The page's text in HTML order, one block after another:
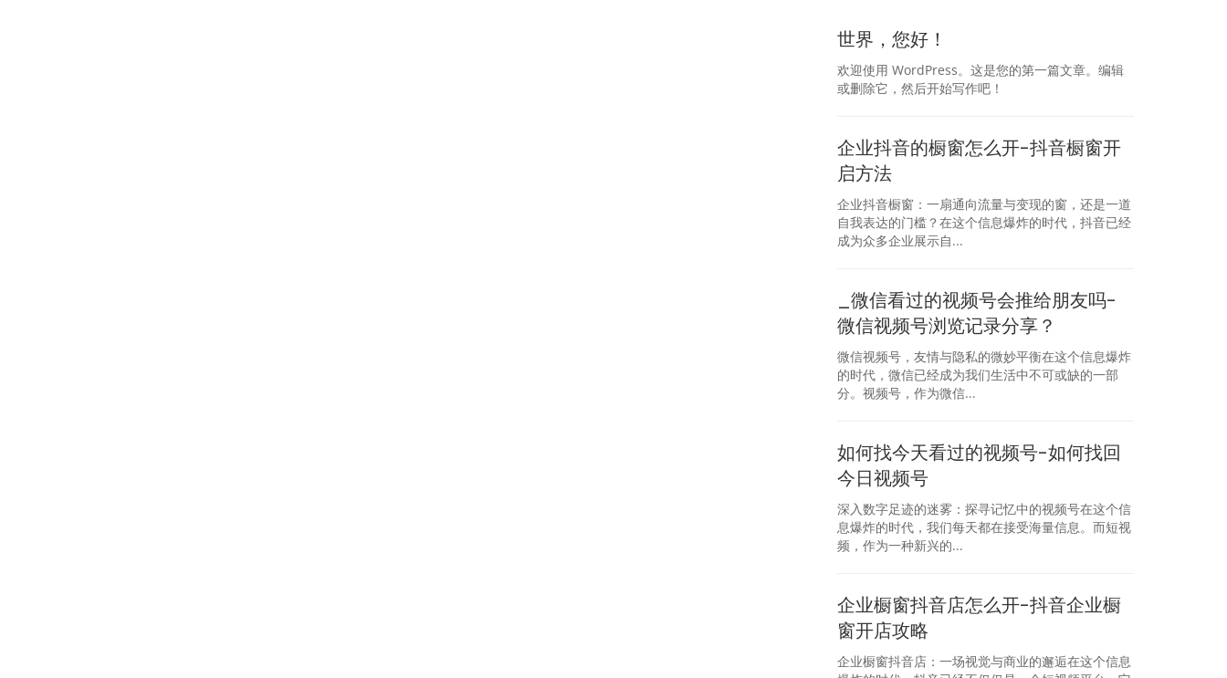
世界，您好！
欢迎使用 WordPress。这是您的第一篇文章。编辑
或删除它，然后开始写作吧！
企业抖音的橱窗怎么开-抖音橱窗开
启方法
企业抖音橱窗：一扇通向流量与变现的窗，还是一道
自我表达的门槛？在这个信息爆炸的时代，抖音已经
成为众多企业展示自...
_微信看过的视频号会推给朋友吗-
微信视频号浏览记录分享？
微信视频号，友情与隐私的微妙平衡在这个信息爆炸
的时代，微信已经成为我们生活中不可或缺的一部
分。视频号，作为微信...
如何找今天看过的视频号-如何找回
今日视频号
深入数字足迹的迷雾：探寻记忆中的视频号在这个信
息爆炸的时代，我们每天都在接受海量信息。而短视
频，作为一种新兴的...
企业橱窗抖音店怎么开-抖音企业橱
窗开店攻略
企业橱窗抖音店：一场视觉与商业的邂逅在这个信息